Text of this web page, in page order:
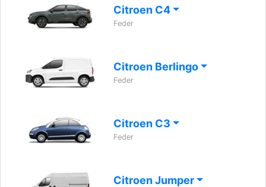
Citroen C4
Feder
Citroen Berlingo
Feder
Citroen C3
Feder
Citroen Jumper